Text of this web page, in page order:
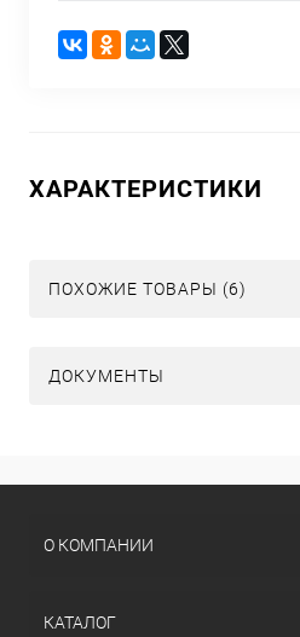
ХАРАКТЕРИСТИКИ
ПОХОЖИЕ ТОВАРЫ (6)
ДОКУМЕНТЫ
О КОМПАНИИ
КАТАЛОГ